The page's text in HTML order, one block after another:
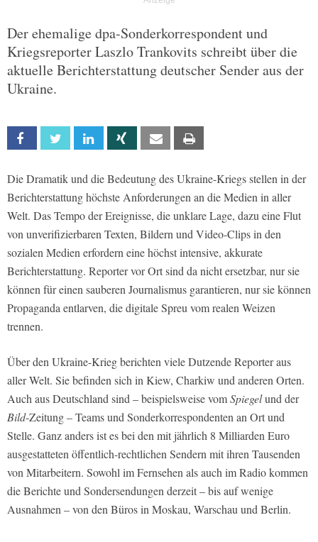
Der ehemalige dpa-Sonderkorrespondent und
Kriegsreporter Laszlo Trankovits schreibt über die
aktuelle Berichterstattung deutscher Sender aus der
Ukraine.
Facebook Twitter Linkedin Xing Email
Die Dramatik und die Bedeutung des Ukraine-Kriegs stellen in der
Berichterstattung höchste Anforderungen an die Medien in aller
Welt. Das Tempo der Ereignisse, die unklare Lage, dazu eine Flut
von unverifizierbaren Texten, Bildern und Video-Clips in den
sozialen Medien erfordern eine höchst intensive, akkurate
Berichterstattung. Reporter vor Ort sind da nicht ersetzbar, nur sie
können für einen sauberen Journalismus garantieren, nur sie können
Propaganda entlarven, die digitale Spreu vom realen Weizen
trennen.
Über den Ukraine-Krieg berichten viele Dutzende Reporter aus
aller Welt. Sie befinden sich in Kiew, Charkiw und anderen Orten.
Auch aus Deutschland sind – beispielsweise vomSpiegelund der
Bild-Zeitung – Teams und Sonderkorrespondenten an Ort und
Stelle. Ganz anders ist es bei den mit jährlich 8 Milliarden Euro
ausgestatteten öffentlich-rechtlichen Sendern mit ihren Tausenden
von Mitarbeitern. Sowohl im Fernsehen als auch im Radio kommen
die Berichte und Sondersendungen derzeit – bis auf wenige
Ausnahmen – von den Büros in Moskau, Warschau und Berlin.